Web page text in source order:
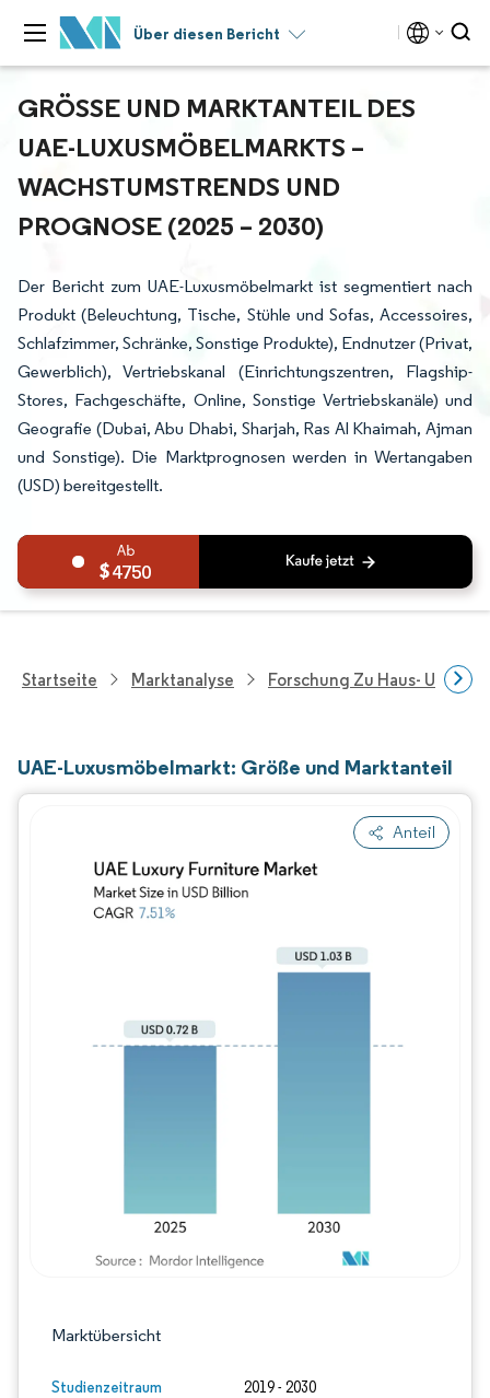
Über diesen Bericht
GRÖSSE UND MARKTANTEIL DES U
AE-LUXUSMÖBELMARKTS – W
ACHSTUMSTRENDS UND P
ROGNOSE (2025 – 2030)
Der Bericht zum UAE-Luxusmöbelmarkt ist segmentiert nach
Produkt (Beleuchtung, Tische, Stühle und Sofas, Accessoires,
Schlafzimmer, Schränke, Sonstige Produkte), Endnutzer (Privat,
Gewerblich), Vertriebskanal (Einrichtungszentren, Flagship-
Stores, Fachgeschäfte, Online, Sonstige Vertriebskanäle) und
Geografie (Dubai, Abu Dhabi, Sharjah, Ras Al Khaimah, Ajman
und Sonstige). Die Marktprognosen werden in Wertangaben
(USD) bereitgestellt.
4750
Startseite Marktanalyse Forschung Zu Haus- Und
UAE-Luxusmöbelmarkt: Größe und Marktanteil
Anteil
Marktübersicht
Studienzeitraum 2019 - 2030